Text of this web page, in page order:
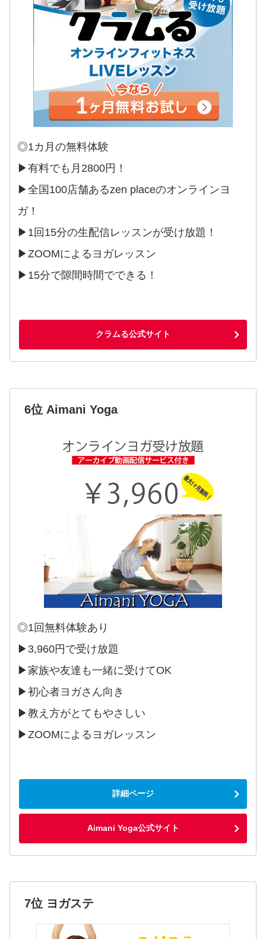
◎1カ月の無料体験
▶︎有料でも月2800円！
▶︎全国100店舗あるzen placeのオンラインヨ
ガ！
▶︎1回15分の生配信レッスンが受け放題！
▶︎ZOOMによるヨガレッスン
▶︎15分で隙間時間でできる！
クラムる公式サイト
6位 Aimani Yoga
◎1回無料体験あり
▶3,960円で受け放題
▶家族や友達も一緒に受けてOK
▶初心者ヨガさん向き
▶教え方がとてもやさしい
▶︎ZOOMによるヨガレッスン
詳細ページ
Aimani Yoga公式サイト
7位 ヨガステ